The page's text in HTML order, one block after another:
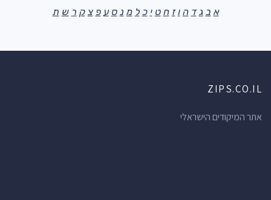
א ב ג ד ה ו ז ח ט י כ ל מ נ ס ע פ צ ק ר ש ת
ZIPS.CO.IL
אתר המיקודים הישראלי